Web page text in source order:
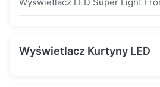
Wyświetlacz Kurtyny LED